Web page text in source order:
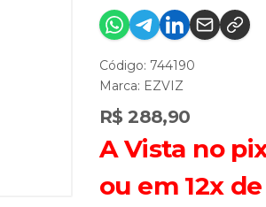
Código: 744190
Marca: EZVIZ
R$ 288,90
A Vista no
ou em 12x